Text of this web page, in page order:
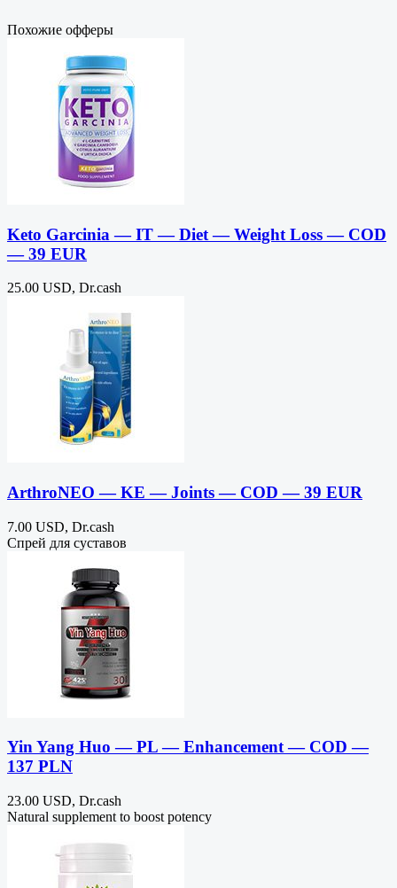
Похожие офферы
Keto Garcinia — IT — Diet — Weight Loss — COD
— 39 EUR
25.00 USD, Dr.cash
ArthroNEO — KE — Joints — COD — 39 EUR
7.00 USD, Dr.cash
Спрей для суставов
Yin Yang Huo — PL — Enhancement — COD —
137 PLN
23.00 USD, Dr.cash
Natural supplement to boost potency